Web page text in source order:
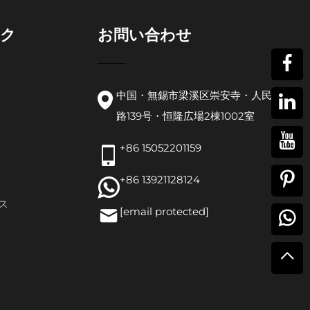
お問い合わせ
中国・無錫市梁溪区崇安寺・人民中
路139号・恒隆広場2棟1002室
+86 15052201159
+86 13921128124
[email protected]